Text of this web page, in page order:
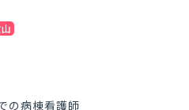
の病棟看護師